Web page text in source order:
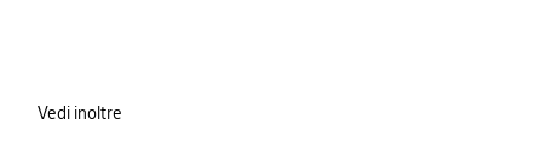
Vedi inoltre